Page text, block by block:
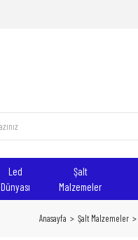
Led
Dünyası
Şalt
Malzemeler
Anasayfa Şalt Malzemeler